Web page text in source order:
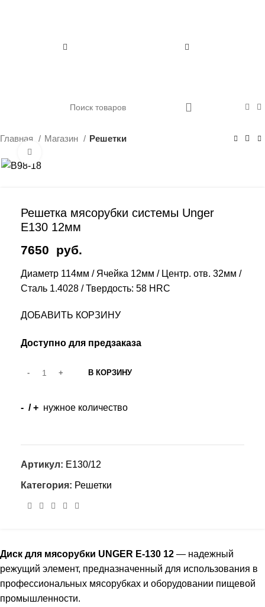
Главная Магазин Решетки
Решетка мясорубки системы Unger
E130 12мм
7650 руб.
Диаметр 114мм / Ячейка 12мм / Центр. отв. 32мм /
Сталь 1.4028 / Твердость: 58 HRC
ДОБАВИТЬ КОРЗИНУ
Доступно для предзаказа
В КОРЗИНУ
- / + нужное количество
Артикул: E130/12
Категория: Решетки
Диск для мясорубки UNGER E-130 12 — надежный
режущий элемент, предназначенный для использования в
профессиональных мясорубках и оборудовании пищевой
промышленности.